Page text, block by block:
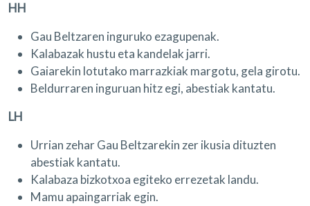
HH
Gau Beltzaren inguruko ezagupenak.
Kalabazak hustu eta kandelak jarri.
Gaiarekin lotutako marrazkiak margotu, gela girotu.
Beldurraren inguruan hitz egi, abestiak kantatu.
LH
Urrian zehar Gau Beltzarekin zer ikusia dituzten
abestiak kantatu.
Kalabaza bizkotxoa egiteko errezetak landu.
Mamu apaingarriak egin.